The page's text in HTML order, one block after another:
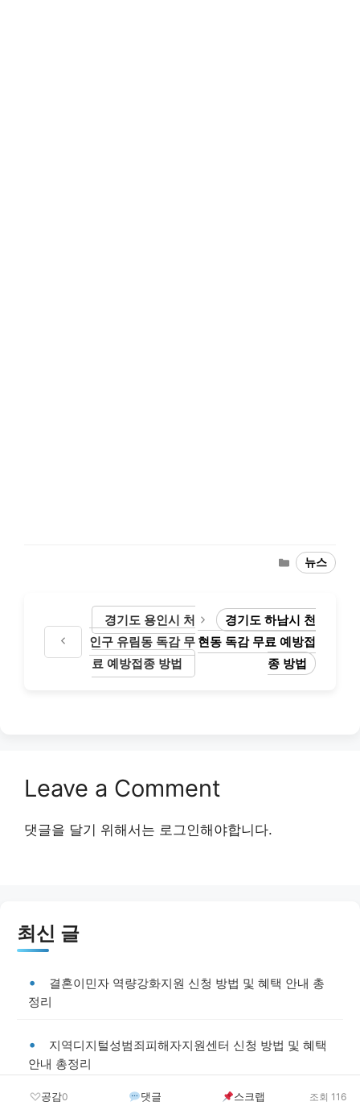
Categories
뉴스
경기도 용인시 처
인구 유림동 독감 무
료 예방접종 방법
경기도 하남시 천
현동 독감 무료 예방접
종 방법
Leave a Comment
댓글을 달기 위해서는 로그인해야합니다.
최신 글
결혼이민자 역량강화지원 신청 방법 및 혜택 안내 총
정리
지역디지털성범죄피해자지원센터 신청 방법 및 혜택
안내 총정리
공감0 댓글 스크랩 조회 116